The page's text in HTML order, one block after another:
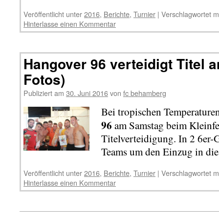
Veröffentlicht unter2016, Berichte, Turnier | Verschlagwortet
Hinterlasse einen Kommentar
Hangover 96 verteidigt Titel
Fotos)
Publiziert am 30. Juni 2016von fc behamberg
Bei tropischen
96 am Samstag beim
Titelverteidigung. In 2 6er-
Teams um den Einzug in
Veröffentlicht unter2016, Berichte, Turnier | Verschlagwortet
Hinterlasse einen Kommentar